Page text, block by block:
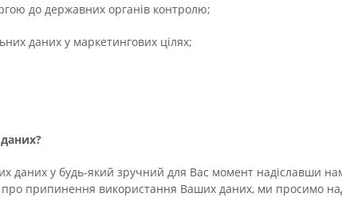
до державних органів контролю;
даних у маркетингових цілях;
даних у будь-який зручний для Вас момент надіславши
припинення використання Ваших даних, ми просимо